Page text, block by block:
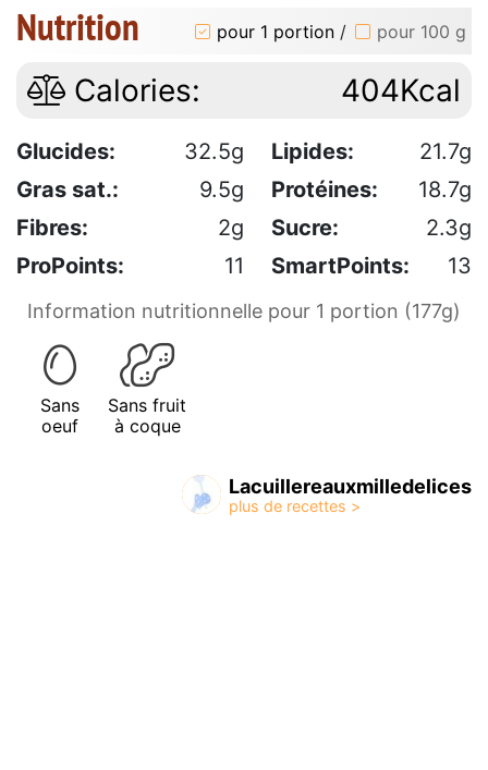
Nutrition pour 1 portion / pour 100 g
Calories: 404Kcal
Glucides: 32.5g Lipides:
21.7g
Gras sat.:
9.5g Protéines:
18.7g
Fibres:
2g Sucre:
2.3g
ProPoints:
11 SmartPoints: 13
Information nutritionnelle pour 1 portion (177g)
Sans
oeuf
Sans fruit
à coque
Lacuillereauxmilledelices